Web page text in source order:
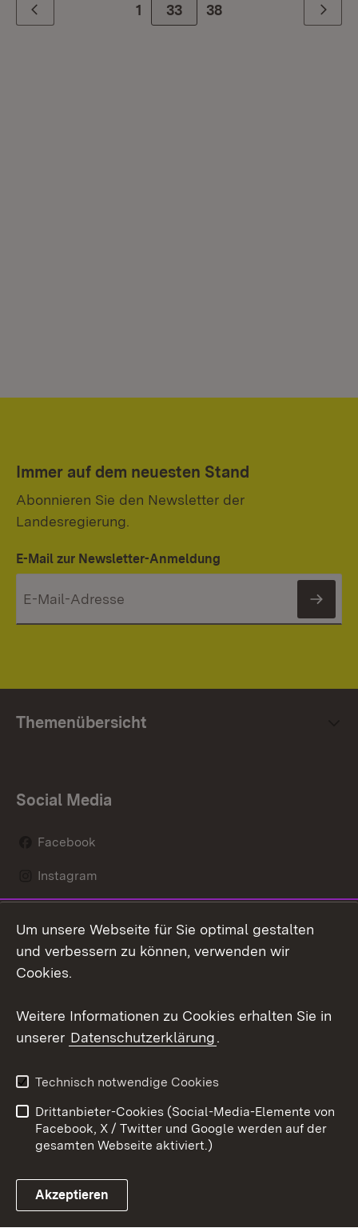
Zurück 1 Zur Seite
33 38 Weiter
Immer auf dem neuesten Stand
Abonnieren Sie den Newsletter der
Landesregierung.
E-Mail zur Newsletter-Anmeldung
Themenübersicht
Social Media
Facebook
Instagram
Mastodon
Youtube
Link zum Landesportal
Kontakt
Datenschutz
Barrierefreiheit
Impressum Cookies
Um unsere Webseite für Sie optimal gestalten
und verbessern zu können, verwenden wir
Cookies.
Weitere Informationen zu Cookies erhalten Sie in
unserer Datenschutzerklärung.
Technisch notwendige Cookies
Drittanbieter-Cookies (Social-Media-Elemente von
Facebook, X / Twitter und Google werden auf der
gesamten Webseite aktiviert.)
Akzeptieren